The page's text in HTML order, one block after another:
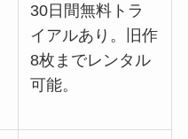
30日間無料トラ
イアルあり。旧作
8枚までレンタル
可能。